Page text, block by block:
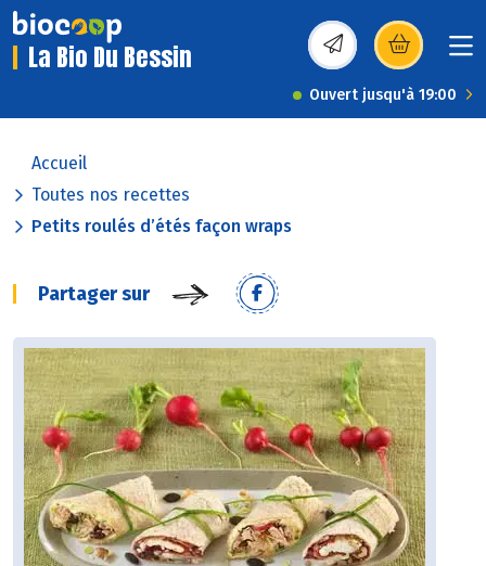
La Bio Du Bessin (s’ouvre dans une
Ouvert jusqu'à 19:00
Accueil
Toutes nos recettes
Petits roulés d’étés façon wraps
Partager sur